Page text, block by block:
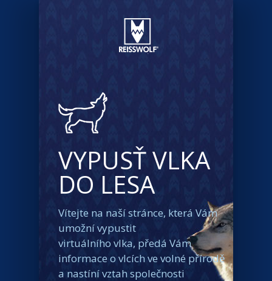
VYPUSŤ VLKA
DO LESA
Vítejte na naší stránce, která Vám
umožní vypustit
virtuálního vlka, předá Vám
informace o vlcích ve volné přírodě
a nastíní vztah společnosti